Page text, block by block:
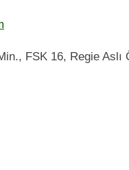
FSK 16, Regie Aslı